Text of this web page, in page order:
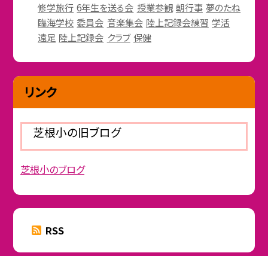
修学旅行 6年生を送る会 授業参観 朝行事 夢のたね
臨海学校 委員会 音楽集会 陸上記録会練習 学活
遠足 陸上記録会 クラブ 保健
リンク
芝根小の旧ブログ
芝根小のブログ
RSS